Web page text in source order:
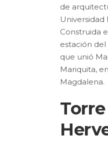
de
Universidad
Construida
estación
que unió
Mariquita,
Magdalena.